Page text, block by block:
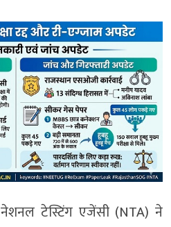
नेशनल टेस्टिंग एजेंसी (NTA) ने